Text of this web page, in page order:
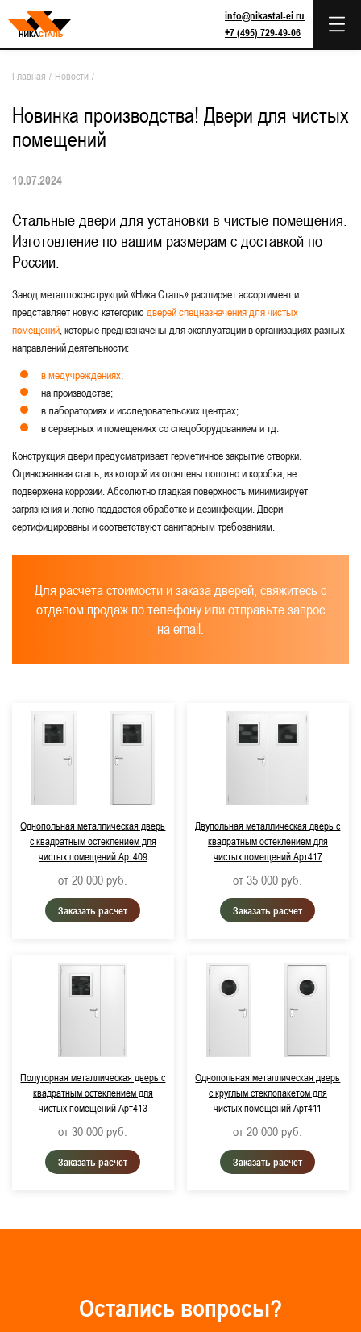
info@nikastal-ei.ru
+7 (495) 729-49-06
Главная / Новости /
Новинка производства! Двери для чистых
помещений
10.07.2024
Стальные двери для установки в чистые помещения.
Изготовление по вашим размерам с доставкой по
России.
Завод металлоконструкций «Ника Сталь» расширяет ассортимент и
представляет новую категориюдверей спецназначения для чистых
помещений , которые предназначены для эксплуатации в организациях разных
направлений деятельности:
в медучреждениях;
на производстве;
в лабораториях и исследовательских центрах;
в серверных и помещениях со спецоборудованием и тд.
Конструкция двери предусматривает герметичное закрытие створки.
Оцинкованная сталь, из которой изготовлены полотно и коробка, не
подвержена коррозии. Абсолютно гладкая поверхность минимизирует
загрязнения и легко поддается обработке и дезинфекции. Двери
сертифицированы и соответствуют санитарным требованиям.
Для расчета стоимости и заказа дверей, свяжитесь с
отделом продаж по телефону или отправьте запрос
на email.
Однопольная металлическая дверь
с квадратным остеклением для
чистых помещений Арт409
от 20 000 руб.
Заказать расчет
Двупольная металлическая дверь с
квадратным остеклением для
чистых помещений Арт417
от 35 000 руб.
Заказать расчет
Полуторная металлическая дверь с
квадратным остеклением для
чистых помещений Арт413
от 30 000 руб.
Заказать расчет
Однопольная металлическая дверь
с круглым стеклопакетом для
чистых помещений Арт411
от 20 000 руб.
Заказать расчет
Остались вопросы?